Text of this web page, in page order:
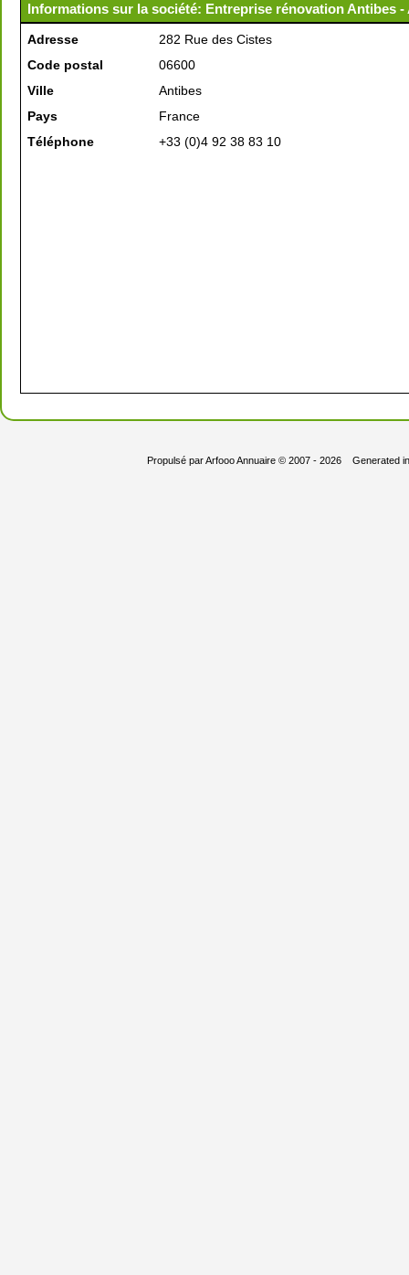
Informations sur la société: Entreprise rénovation Antibes -
Adresse
282 Rue des Cistes
Code postal
06600
Ville
Antibes
Pays
France
Téléphone
+33 (0)4 92 38 83 10
Propulsé parArfooo Annuaire© 2007 - 2026 Generated